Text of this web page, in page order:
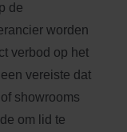
de
worden
verbod op het
vereiste dat
showrooms
om lid te